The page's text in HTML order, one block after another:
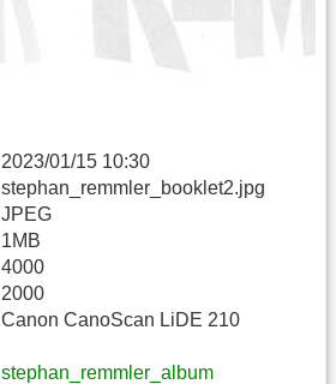
2023/01/15 10:30
stephan_remmler_booklet2.jpg
JPEG
1MB
4000
2000
Canon CanoScan LiDE 210
stephan_remmler_album